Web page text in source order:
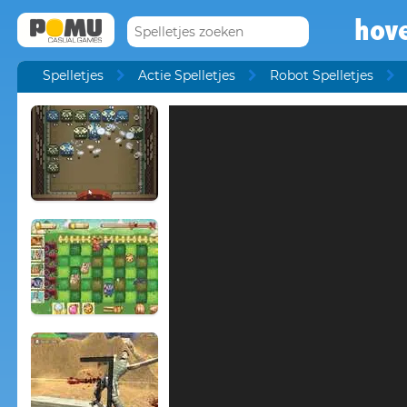
Spelletjes Actie Spelletjes Robot Spelletjes